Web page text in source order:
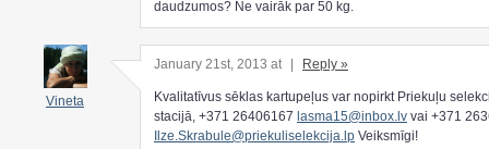
daudzumos? Ne vairāk par 50 kg.
Vineta
January 21st, 2013 at | Reply »
Kvalitatīvus sēklas kartupeļus var nopirkt Priekuļu
stacijā, +371 26406167 lasma15@inbox.lv vai +371
Ilze.Skrabule@priekuliselekcija.lp Veiksmīgi!